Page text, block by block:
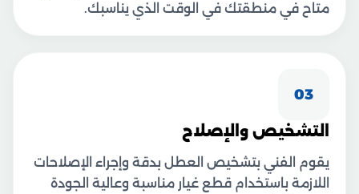
متاح في منطقتك في الوقت الذي يناسبك.
03
التشخيص والإصلاح
يقوم الفني بتشخيص العطل بدقة وإجراء الإصلاحات
اللازمة باستخدام قطع غيار مناسبة وعالية الجودة